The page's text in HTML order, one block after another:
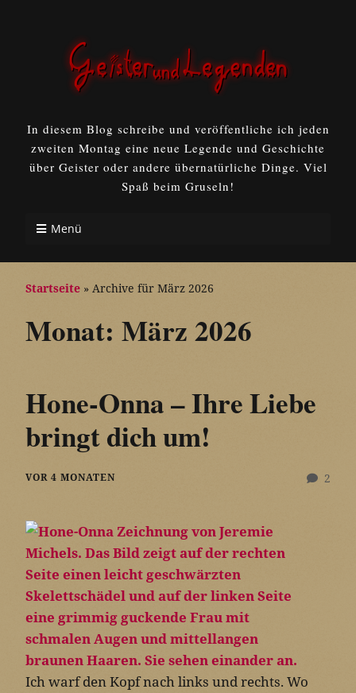
In diesem Blog schreibe und veröffentliche ich jeden
zweiten Montag eine neue Legende und Geschichte
über Geister oder andere übernatürliche Dinge. Viel
Spaß beim Gruseln!
Menü
Startseite » Archive für März 2026
Monat: März 2026
Hone-Onna – Ihre Liebe
bringt dich um!
2
VOR 4 MONATEN
Ich warf den Kopf nach links und rechts. Wo